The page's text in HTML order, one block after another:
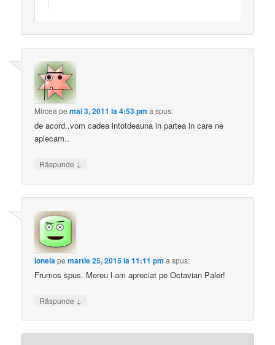
Mircea pemai 3, 2011 la 4:53 pm a spus:
de acord..vom cadea intotdeauna in partea in care ne
aplecam..
Răspunde ↓
Ionelapemartie 25, 2015 la 11:11 pm a spus:
Frumos spus. Mereu l-am apreciat pe Octavian Paler!
Răspunde ↓